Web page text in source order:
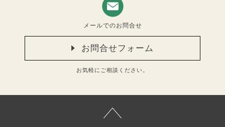
メールでのお問合せ
お問合せフォーム
お気軽にご相談ください。